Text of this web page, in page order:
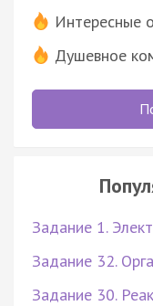
Интересные
Душевное
Задание 1.
Задание 32.
Задание 30.